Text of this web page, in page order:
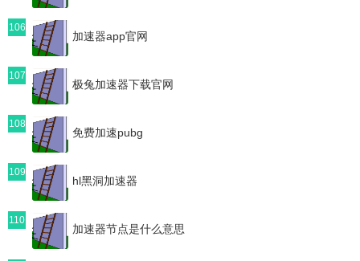
106
加速器app官网
107
极兔加速器下载官网
108
免费加速pubg
109
hl黑洞加速器
110
加速器节点是什么意思